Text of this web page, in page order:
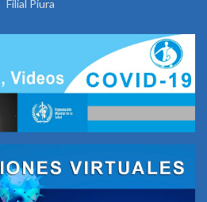
Filial Piura